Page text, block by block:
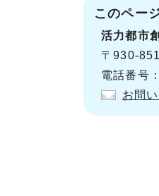
このペー
活力都市
〒930-
電話番号
お問